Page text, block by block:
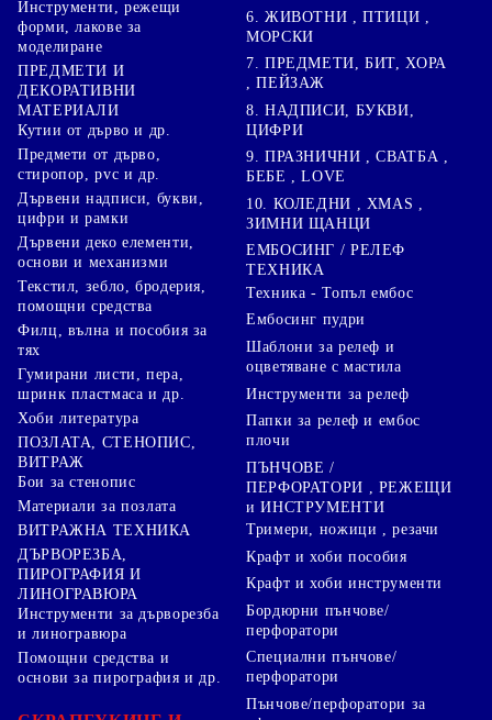
Инструменти, режещи
форми, лакове за
моделиране
ПРЕДМЕТИ И
ДЕКОРАТИВНИ
МАТЕРИАЛИ
Кутии от дърво и др.
Предмети от дърво,
стиропор, pvc и др.
Дървени надписи, букви,
цифри и рамки
Дървени деко елементи,
основи и механизми
Текстил, зебло, бродерия,
помощни средства
Филц, вълна и пособия за
тях
Гумирани листи, пера,
шринк пластмаса и др.
Хоби литература
ПОЗЛАТА, СТЕНОПИС,
ВИТРАЖ
Бои за стенопис
Материали за позлата
ВИТРАЖНА ТЕХНИКА
ДЪРВОРЕЗБА,
ПИРОГРАФИЯ И
ЛИНОГРАВЮРА
Инструменти за дърворезба
и линогравюра
Помощни средства и
основи за пирография и др.
6. ЖИВОТНИ , ПТИЦИ ,
МОРСКИ
7. ПРЕДМЕТИ, БИТ, ХОРА
, ПЕЙЗАЖ
8. НАДПИСИ, БУКВИ,
ЦИФРИ
9. ПРАЗНИЧНИ , СВАТБА ,
БЕБЕ , LOVE
10. КОЛЕДНИ , XMAS ,
ЗИМНИ ЩАНЦИ
ЕМБОСИНГ / РЕЛЕФ
ТЕХНИКА
Техника - Топъл ембос
Ембосинг пудри
Шаблони за релеф и
оцветяване с мастила
Инструменти за релеф
Папки за релеф и ембос
плочи
ПЪНЧОВЕ /
ПЕРФОРАТОРИ , РЕЖЕЩИ
и ИНСТРУМЕНТИ
Тримери, ножици , резачи
Крафт и хоби пособия
Крафт и хоби инструменти
Бордюрни пънчове/
перфоратори
Специални пънчове/
перфоратори
Пънчове/перфоратори за